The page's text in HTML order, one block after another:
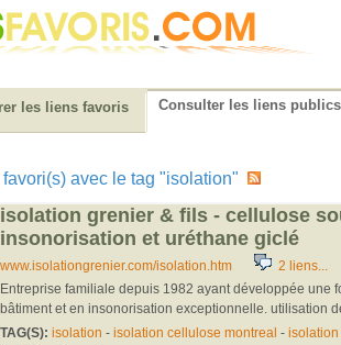
les liens favoris Consulter les liens publics
favori(s) avec le tag "isolation"
isolation grenier & fils - cellulose
insonorisation et uréthane giclé
www.isolationgrenier.com/isolation.htm 2 liens...
Entreprise familiale depuis 1982 ayant développée une
bâtiment et en insonorisation exceptionnelle. utilisation
TAG(S): isolation - isolation cellulose montreal -